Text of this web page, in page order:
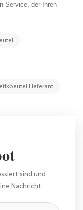
Service, der Ihren
Lieferant
sind und
Nachricht